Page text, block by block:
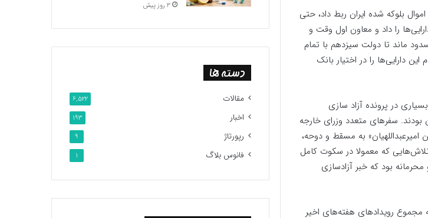
بلوکه شده ایران ربط داد، حتی
را داد و معاون اول وقت و
ماند تا دولت سیزدهم با تمام
دارایی‌ها را در اختیار بانک
در پرونده آزاد سازی
بودند. سفرهای متعدد وزرای خارجه
به مسقط و دوحه،
که معمولا در سکوت کامل
بود که خبر آزادسازی
مجموع رویدادهای هفته‌های اخیر
3 روز پیش
دسته ها
مقالات 6,522
اخبار 193
رپورتاژ 9
فانوس بلاگ 1